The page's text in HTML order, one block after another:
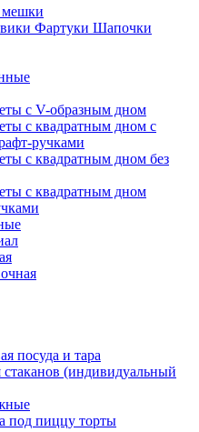
мешки
Фартуки Шапочки
с V-образным дном
с квадратным дном с
ручками
с квадратным дном без
с квадратным дном
посуда и тара
стаканов (индивидуальный
под пиццу торты